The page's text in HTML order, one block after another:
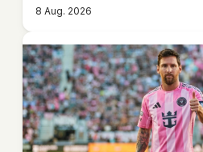
8 Aug. 2026